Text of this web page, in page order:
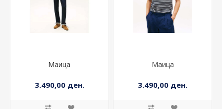
Маица
3.490,00 ден.
Маица
3.490,00 ден.